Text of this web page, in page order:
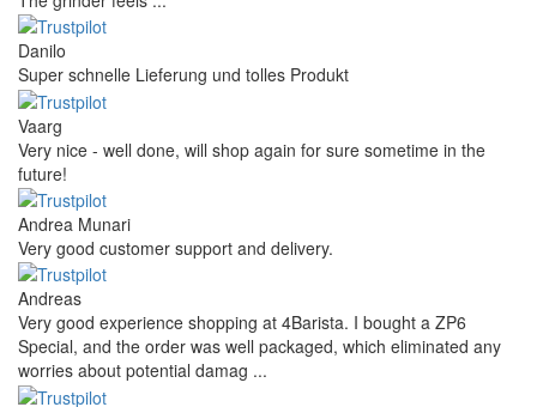
Danilo
Super schnelle Lieferung und tolles Produkt
Vaarg
Very nice - well done, will shop again for sure sometime in the
future!
Andrea Munari
Very good customer support and delivery.
Andreas
Very good experience shopping at 4Barista. I bought a ZP6
Special, and the order was well packaged, which eliminated any
worries about potential damag ...